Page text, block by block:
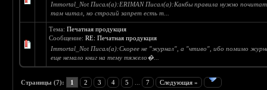
Immortal_Not Писал(а):ERIMAN Писал(а):Какбы правила нужно
там читал, но строгий запрет есть т...
Тема:Печатная продукция
Сообщение:RE: Печатная продукция
Immortal_Not Писал(а):Скорее не "журнал", а "чтиво", ибо помимо
еще немало книг на тему тяжело�...
Страницы (7): 1 2 3 4 5 7 Следующая »